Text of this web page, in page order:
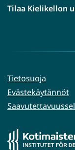
Tilaa Kielikellon
Tietosuoja
Evästekäytännöt